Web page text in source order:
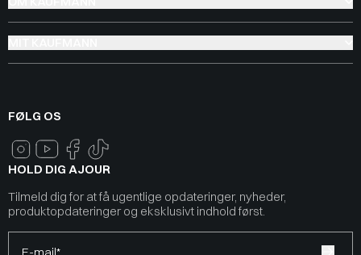
FØLG OS
HOLD DIG AJOUR
Tilmeld dig for at få ugentlige opdateringer, nyheder,
produktopdateringer og eksklusivt indhold først.